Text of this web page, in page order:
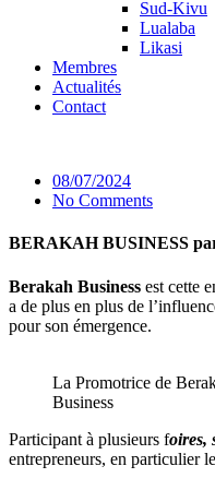
Sud-Kivu
Lualaba
Likasi
Membres
Actualités
Contact
08/07/2024
No Comments
BERAKAH BUSINESS
Berakah Business est cette
a de plus en plus de
pour son émergence.
La Promotrice de
Business
Participant à plusieurs foires,
entrepreneurs, en particulier